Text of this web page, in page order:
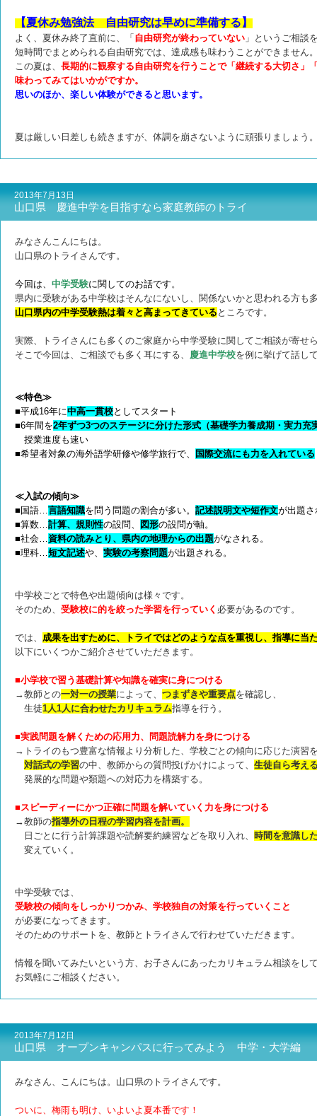
【夏休み勉強法 自由研究は早めに準備する】
よく、夏休み終了直前に、「 自由研究が終わっていない 」というご相談
短時間でまとめられる自由研究では、達成感も味わうことができません
この夏は、 長期的に観察する自由研究を行うことで「継続する大切さ」
味わってみてはいかがですか。
思いのほか、楽しい体験ができると思います。
夏は厳しい日差しも続きますが、体調を崩さないように頑張りましょう
2013年7月13日
山口県 慶進中学を目指すなら家庭教師のトライ
みなさんこんにちは。
山口県のトライさんです。
今回は、 中学受験に関してのお話です。
県内に受験がある中学校はそんなにないし、関係ないかと思われる方も
山口県内の中学受験熱は着々と高まってきている ところです。
実際、トライさんにも多くのご家庭から中学受験に関してご相談が寄せ
そこで今回は、ご相談でも多く耳にする、 慶進中学校を例に挙げて話し
≪特色≫
■平成16年に中高一貫校としてスタート
■6年間を2年ずつ3つのステージに分けた形式（基礎学力養成期・実力充
授業進度も速い
■希望者対象の海外語学研修や修学旅行で、
国際交流にも力を入れている
≪入試の傾向≫
■国語…言語知識を問う問題の割合が多い。 記述説明文や短作文が出題さ
■算数…計算、規則性の設問、 図形の設問が軸。
■社会…資料の読みとり、県内の地理からの出題がなされる。
■理科…短文記述や、 実験の考察問題が出題される。
中学校ごとで特色や出題傾向は様々です。
そのため、 受験校に的を絞った学習を行っていく 必要があるのです。
では、 成果を出すために、トライではどのような点を重視し、指導に当
以下にいくつかご紹介させていただきます。
■小学校で習う基礎計算や知識を確実に身につける
→教師との一対一の授業によって、 つまずきや重要点を確認し、
生徒1人1人に合わせたカリキュラム指導を行う。
■実践問題を解くための応用力、問題読解力を身につける
→トライのもつ豊富な情報より分析した、学校ごとの傾向に応じた演習
対話式の学習の中、教師からの質問投げかけによって、 生徒自ら考え
発展的な問題や類題への対応力を構築する。
■スピーディーにかつ正確に問題を解いていく力を身につける
→教師の指導外の日程の学習内容を計画。
日ごとに行う計算課題や読解要約練習などを取り入れ、 時間を意識し
変えていく。
中学受験では、
受験校の傾向をしっかりつかみ、学校独自の対策を行っていくこと
が必要になってきます。
そのためのサポートを、教師とトライさんで行わせていただきます。
情報を聞いてみたいという方、お子さんにあったカリキュラム相談をし
お気軽にご相談ください。
2013年7月12日
山口県 オープンキャンパスに行ってみよう 中学・大学編
みなさん、こんにちは。山口県のトライさんです。
ついに、梅雨も明け、いよいよ夏本番です！